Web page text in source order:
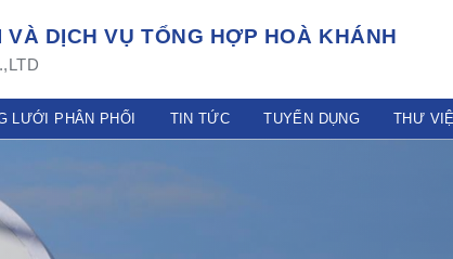
DỊCH VỤ TỔNG HỢP HOÀ KHÁNH
LƯỚI PHÂN PHỐI TIN TỨC TUYỂN DỤNG THƯ